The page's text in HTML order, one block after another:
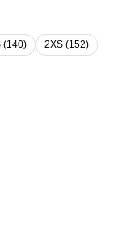
(140)
2XS (152)